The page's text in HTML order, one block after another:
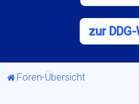
zur
Foren-Übersicht